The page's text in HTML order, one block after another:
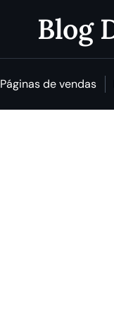
Blog
Páginas de vendas